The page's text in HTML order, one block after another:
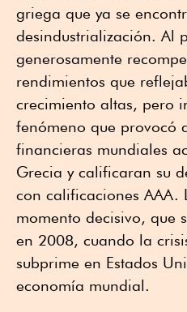
griega que ya se
desindustrialización. Al
generosamente
rendimientos que
crecimiento altas, pero
fenómeno que provocó
financieras mundiales
Grecia y calificaran su
con calificaciones AAA.
momento decisivo, que
en 2008, cuando la
subprime en Estados
economía mundial.